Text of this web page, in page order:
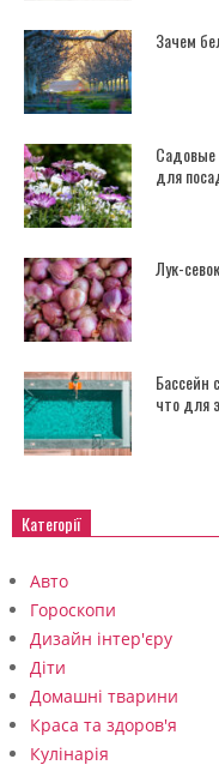
Зачем
Садовые
для
Лук-
Бассейн
что для
Категорії
Авто
Гороскопи
Дизайн інтер'єру
Діти
Домашні тварини
Краса та здоров'я
Кулінарія